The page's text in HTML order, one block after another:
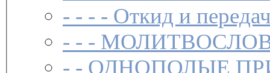
- - - - Откид и
- - -
- - ОДНОПОЛЫЕ